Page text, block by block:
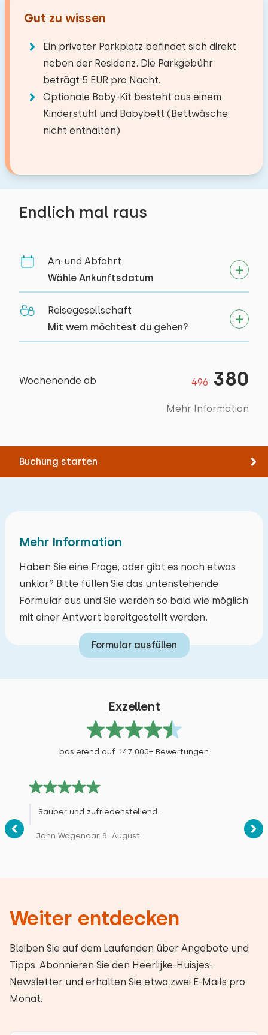
Endlich mal raus
Anzahl der Kinder
Anzahl der Babys − +
Anzahl der Haustiere −
An-und Abfahrt
Wähle Ankunftsdatum
Reisegesellschaft
Mit wem möchtest du gehen?
Wochenende ab 496 380
Mehr Information
Buchung starten
Gut zu wissen
Ein privater Parkplatz befindet sich direkt
neben der Residenz. Die Parkgebühr
beträgt 5 EUR pro Nacht.
Optionale Baby-Kit besteht aus einem
Kinderstuhl und Babybett (Bettwäsche
nicht enthalten)
Kombi Backofen/Mikrowelle
Kühlschrank
Wasserkocher
Draußen
Gartenmöbel
Einrichtungen:
Föhn
Toilet
DuschKabine
Dorf/Stadtzentrum
Wald
3,4 km
Angelgewässer
20,5 km
Golfplatz
Nationalpark
6,2 km
Vergnügungspark
12,5 km
Zugbahnhof
Umgebung
Reiten
Segeln
Rad fahren
Schwimmen
Mehr Information
Haben Sie eine Frage, oder gibt es noch etwas
unklar? Bitte füllen Sie das untenstehende
Formular aus und Sie werden so bald wie möglich
mit einer Antwort bereitgestellt werden.
Formular ausfüllen
Exzellent
basierend auf 147.000+ Bewertungen
Sauber und zufriedenstellend.
John Wagenaar, 8. August
Weiter entdecken
Bleiben Sie auf dem Laufenden über Angebote und
Tipps. Abonnieren Sie den Heerlijke-Huisjes-
Newsletter und erhalten Sie etwa zwei E-Mails pro
Monat.